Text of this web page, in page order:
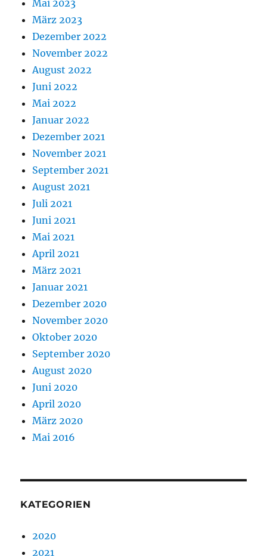
Mai 2023
März 2023
Dezember 2022
November 2022
August 2022
Juni 2022
Mai 2022
Januar 2022
Dezember 2021
November 2021
September 2021
August 2021
Juli 2021
Juni 2021
Mai 2021
April 2021
März 2021
Januar 2021
Dezember 2020
November 2020
Oktober 2020
September 2020
August 2020
Juni 2020
April 2020
März 2020
Mai 2016
KATEGORIEN
2020
2021